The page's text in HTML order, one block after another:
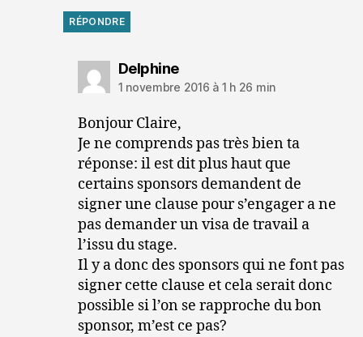
RÉPONDRE
Delphinedit :
1 novembre 2016 à 1 h 26 min
Bonjour Claire,
Je ne comprends pas très bien ta
réponse: il est dit plus haut que
certains sponsors demandent de
signer une clause pour s’engager a ne
pas demander un visa de travail a
l’issu du stage.
Il y a donc des sponsors qui ne font pas
signer cette clause et cela serait donc
possible si l’on se rapproche du bon
sponsor, m’est ce pas?